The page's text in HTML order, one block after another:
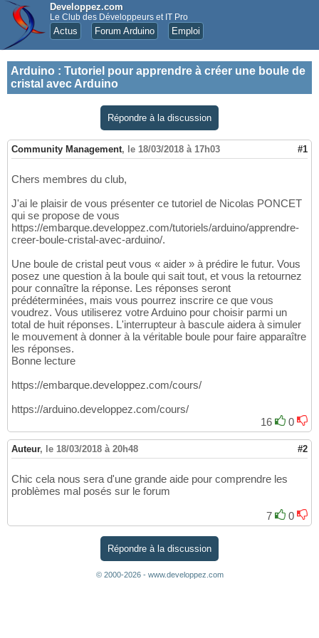
Developpez.com
Le Club des Développeurs et IT Pro
Actus Forum Arduino Emploi
Arduino : Tutoriel pour apprendre à créer une boule de
cristal avec Arduino
Répondre à la discussion
Community Management, le 18/03/2018 à 17h03 #1
Chers membres du club,
J'ai le plaisir de vous présenter ce tutoriel de Nicolas PONCET
qui se propose de vous
https://embarque.developpez.com/tutoriels/arduino/apprendre-
creer-boule-cristal-avec-arduino/.
Une boule de cristal peut vous « aider » à prédire le futur. Vous
posez une question à la boule qui sait tout, et vous la retournez
pour connaître la réponse. Les réponses seront
prédéterminées, mais vous pourrez inscrire ce que vous
voudrez. Vous utiliserez votre Arduino pour choisir parmi un
total de huit réponses. L'interrupteur à bascule aidera à simuler
le mouvement à donner à la véritable boule pour faire apparaître
les réponses.
Bonne lecture
https://embarque.developpez.com/cours/
https://arduino.developpez.com/cours/
16
0
Auteur, le 18/03/2018 à 20h48 #2
Chic cela nous sera d'une grande aide pour comprendre les
problèmes mal posés sur le forum
7 0
Répondre à la discussion
© 2000-2026 - www.developpez.com